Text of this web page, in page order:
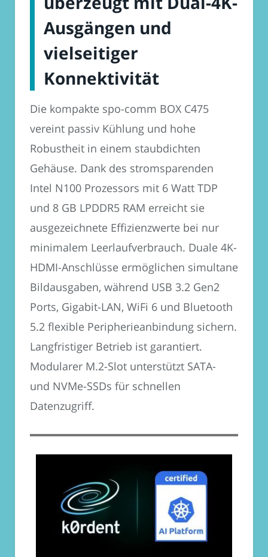
Ausgängen und
vielseitiger
Konnektivität
Die kompakte spo-comm BOX C475
vereint passiv Kühlung und hohe
Robustheit in einem staubdichten
Gehäuse. Dank des stromsparenden
Intel N100 Prozessors mit 6 Watt TDP
und 8 GB LPDDR5 RAM erreicht sie
ausgezeichnete Effizienzwerte bei nur
minimalem Leerlaufverbrauch. Duale 4K-
HDMI-Anschlüsse ermöglichen simultane
Bildausgaben, während USB 3.2 Gen2
Ports, Gigabit-LAN, WiFi 6 und Bluetooth
5.2 flexible Peripherieanbindung sichern.
Langfristiger Betrieb ist garantiert.
Modularer M.2-Slot unterstützt SATA-
und NVMe-SSDs für schnellen
Datenzugriff.